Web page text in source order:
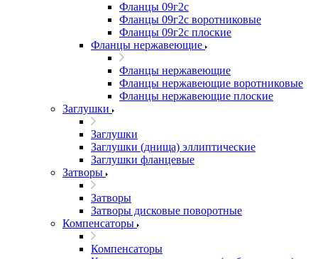
Фланцы 09г2с
Фланцы 09г2с воротниковые
Фланцы 09г2с плоские
Фланцы нержавеющие
Фланцы нержавеющие
Фланцы нержавеющие воротниковые
Фланцы нержавеющие плоские
Заглушки
Заглушки
Заглушки (днища) эллиптические
Заглушки фланцевые
Затворы
Затворы
Затворы дисковые поворотные
Компенсаторы
Компенсаторы